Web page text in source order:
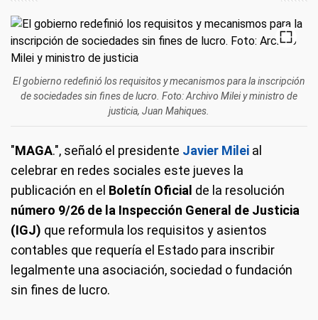
El gobierno redefinió los requisitos y mecanismos para la inscripción
de sociedades sin fines de lucro. Foto: Archivo Milei y ministro de
justicia, Juan Mahiques.
"MAGA.", señaló el presidente Javier Milei al
celebrar en redes sociales este jueves la
publicación en el Boletín Oficial de la resolución
número 9/26 de la Inspección General de Justicia
(IGJ) que reformula los requisitos y asientos
contables que requería el Estado para inscribir
legalmente una asociación, sociedad o fundación
sin fines de lucro.